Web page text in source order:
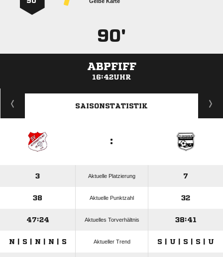
90'
ABPFIFF
16:42UHR
ANZEIGE
SAISONSTATISTIK
:
3 Aktuelle Platzierung 7
38 Aktuelle Punktzahl 32
47:24 Aktuelles Torverhältnis 38:41
N | S | N | N | S Aktueller Trend S | U | S | S | U